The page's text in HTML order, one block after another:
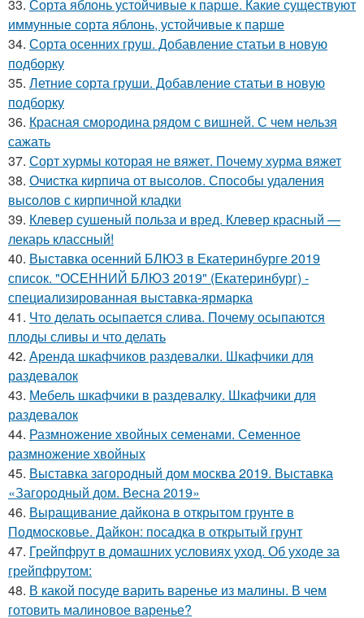
33. Сорта яблонь устойчивые к парше. Какие существуют
иммунные сорта яблонь, устойчивые к парше
34. Сорта осенних груш. Добавление статьи в новую
подборку
35. Летние сорта груши. Добавление статьи в новую
подборку
36. Красная смородина рядом с вишней. С чем нельзя
сажать
37. Сорт хурмы которая не вяжет. Почему хурма вяжет
38. Очистка кирпича от высолов. Способы удаления
высолов с кирпичной кладки
39. Клевер сушеный польза и вред. Клевер красный —
лекарь классный!
40. Выставка осенний БЛЮЗ в Екатеринбурге 2019
список. "ОСЕННИЙ БЛЮЗ 2019" (Екатеринбург) -
специализированная выставка-ярмарка
41. Что делать осыпается слива. Почему осыпаются
плоды сливы и что делать
42. Аренда шкафчиков раздевалки. Шкафчики для
раздевалок
43. Мебель шкафчики в раздевалку. Шкафчики для
раздевалок
44. Размножение хвойных семенами. Семенное
размножение хвойных
45. Выставка загородный дом москва 2019. Выставка
«Загородный дом. Весна 2019»
46. Выращивание дайкона в открытом грунте в
Подмосковье. Дайкон: посадка в открытый грунт
47. Грейпфрут в домашних условиях уход. Об уходе за
грейпфрутом:
48. В какой посуде варить варенье из малины. В чем
готовить малиновое варенье?